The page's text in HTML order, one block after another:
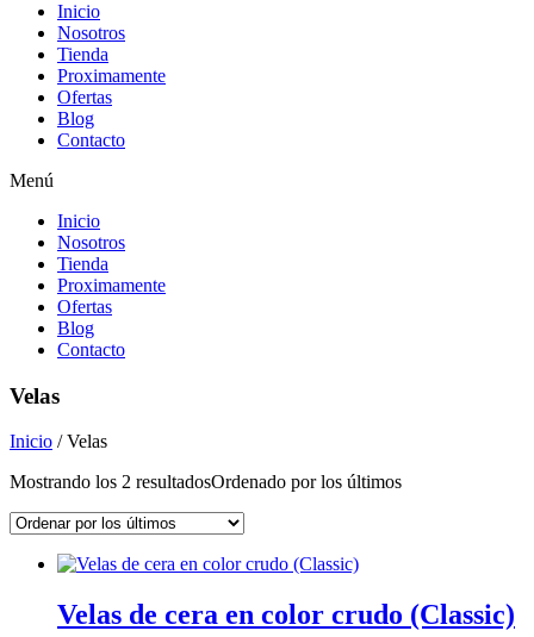
Inicio
Nosotros
Tienda
Proximamente
Ofertas
Blog
Contacto
Menú
Inicio
Nosotros
Tienda
Proximamente
Ofertas
Blog
Contacto
Velas
Inicio / Velas
Mostrando los 2 resultadosOrdenado por los últimos
Velas de cera en color crudo (Classic)